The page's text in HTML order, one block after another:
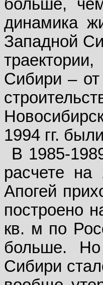
больше,
динамика
Западной
Сибири –
1994 гг.
В 1985-
расчете на
Апогей
построено
кв. м по
больше.
Сибири